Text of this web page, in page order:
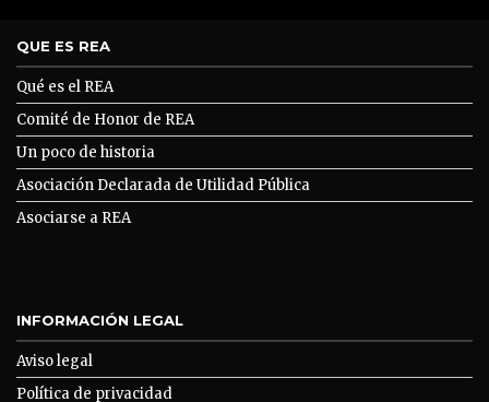
QUE ES REA
Qué es el REA
Comité de Honor de REA
Un poco de historia
Asociación Declarada de Utilidad Pública
Asociarse a REA
INFORMACIÓN LEGAL
Aviso legal
Política de privacidad